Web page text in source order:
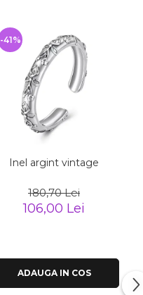
Inel argint vintage
180,70 Lei
106,00 Lei
-41%
ADAUGA IN COS